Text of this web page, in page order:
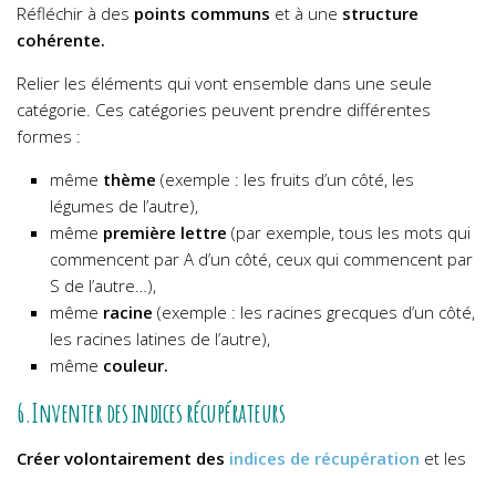
Réfléchir à des points communs et à une structure
cohérente.
Relier les éléments qui vont ensemble dans une seule
catégorie. Ces catégories peuvent prendre différentes
formes :
même thème (exemple : les fruits d’un côté, les
légumes de l’autre),
même première lettre (par exemple, tous les mots qui
commencent par A d’un côté, ceux qui commencent par
S de l’autre…),
même racine (exemple : les racines grecques d’un côté,
les racines latines de l’autre),
même couleur.
6.Inventer des indices récupérateurs
Créer volontairement des indices de récupération et les